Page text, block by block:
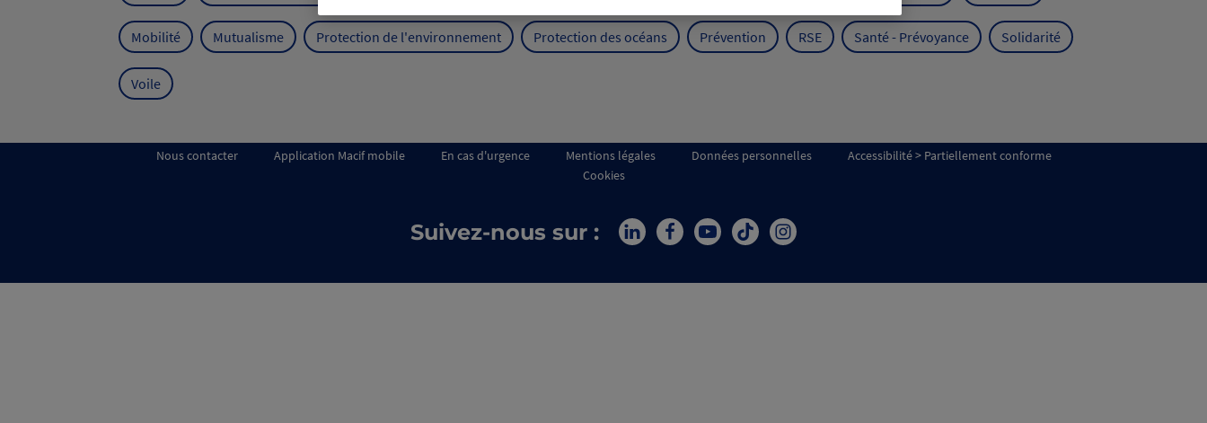
Mobilité Mutualisme Protection de l'environnement Protection des océans Prévention RSE Santé - Prévoyance Solidarité
Voile
Nous contacter Application Macif mobile En cas d'urgence Mentions légales Données personnelles
Accessibilité > Partiellement conforme
Cookies
Suivez-nous sur :